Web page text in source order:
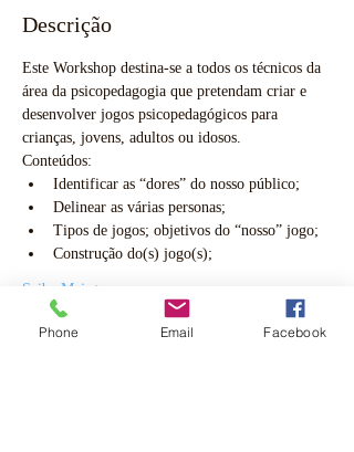
Descrição
Este Workshop destina-se a todos os técnicos da
área da psicopedagogia que pretendam criar e
desenvolver jogos psicopedagógicos para
crianças, jovens, adultos ou idosos.
Conteúdos:
Identificar as “dores” do nosso público;
Delinear as várias personas;
Tipos de jogos; objetivos do “nosso” jogo;
Construção do(s) jogo(s);
Saiba Mais >
Phone Email Facebook